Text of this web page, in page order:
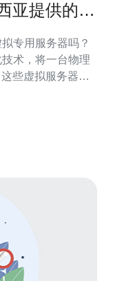
亚提供的虚
专用服务器吗？
术，将一台物理
些虚拟服务器可